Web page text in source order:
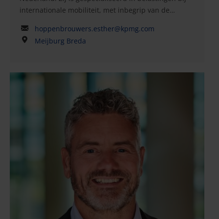
internationale mobiliteit, met inbegrip van de
internationale verdragen betreffende
inkomstenbelastingen, persoonlijke aangifte
internationaal verband en grensoverschrijdende
ervaring in het adviseren van een breed scala aan
klanten in diverse sectoren en bedrijfstakken in
in loonbelasting, pensioenen, belastingheffing bij
grensoverschrijdende vraagstukken en heeft advies
gegeven over complexe kwesties op het gebied van
loon- en inkomstenbelasting, zoals de Nederlandse
werkkostenregeling, prestatiegebonden en
hoppenbrouwers.esther@kpmg.com
Meijburg Breda